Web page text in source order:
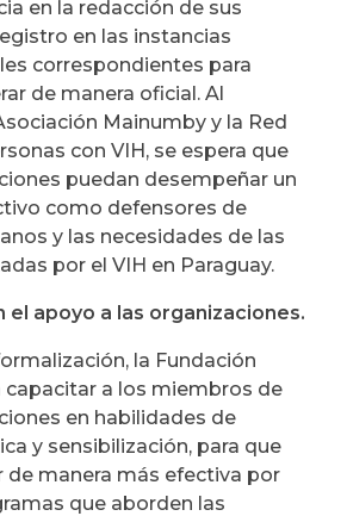
en la redacción de sus
en las instancias
correspondientes para
de manera oficial. Al
Mainumby y la Red
con VIH, se espera que
puedan desempeñar un
como defensores de
y las necesidades de las
por el VIH en Paraguay.
el apoyo a las organizaciones.
la Fundación
capacitar a los miembros de
en habilidades de
y sensibilización, para que
de manera más efectiva por
que aborden las